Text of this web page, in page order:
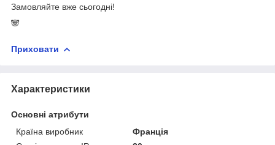
Замовляйте вже сьогодні!
🐼
Приховати
Характеристики
Основні атрибути
Країна виробник
Франція